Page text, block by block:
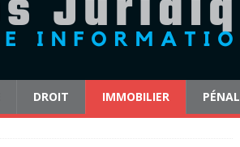
DROIT IMMOBILIER PÉNAL